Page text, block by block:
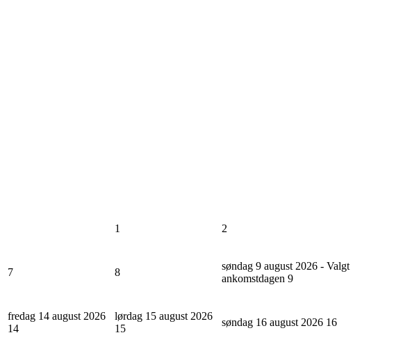
1 2
7 8
søndag 9 august 2026 - Valgt
ankomstdagen 9
fredag 14 august 2026
14
lørdag 15 august 2026
15
søndag 16 august 2026 16